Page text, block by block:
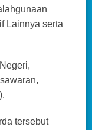
Lainnya serta
tersebut